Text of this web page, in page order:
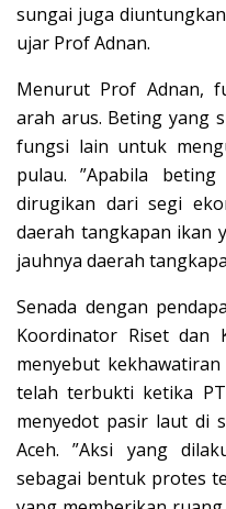
sungai juga
ujar Prof Adnan.
Menurut Prof Adnan,
arah arus. Beting yang
fungsi lain untuk
pulau. ”Apabila
dirugikan dari segi
daerah tangkapan ikan
jauhnya daerah
Senada dengan
Koordinator Riset dan
menyebut
telah terbukti ketika
menyedot pasir laut di
Aceh. ”Aksi yang
sebagai bentuk protes